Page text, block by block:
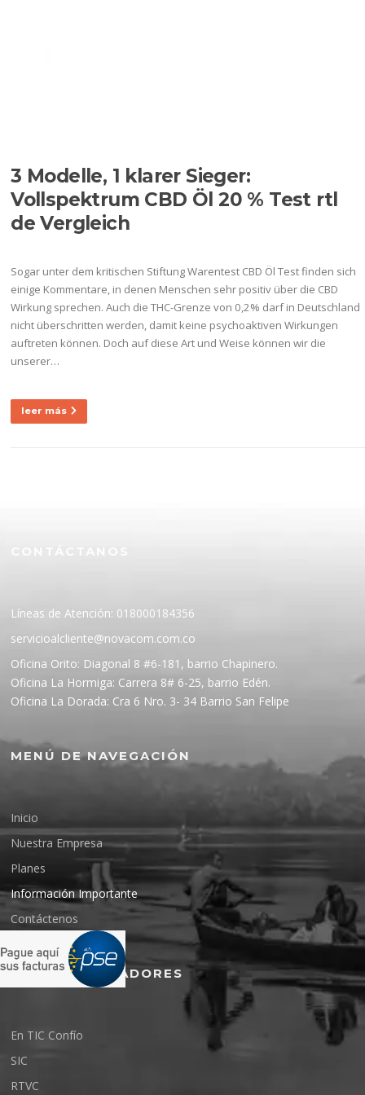
3 Modelle, 1 klarer Sieger:
Vollspektrum CBD Öl 20 % Test rtl
de Vergleich
Sogar unter dem kritischen Stiftung Warentest CBD Öl Test finden sich
einige Kommentare, in denen Menschen sehr positiv über die CBD
Wirkung sprechen. Auch die THC-Grenze von 0,2% darf in Deutschland
nicht überschritten werden, damit keine psychoaktiven Wirkungen
auftreten können. Doch auf diese Art und Weise können wir die
unserer…
leer más
Líneas de Atención: 018000184356
servicioalcliente@novacom.com.co
Oficina Orito: Diagonal 8 #6-181, barrio Chapinero.
Oficina La Hormiga: Carrera 8# 6-25, barrio Edén.
Oficina La Dorada: Cra 6 Nro. 3- 34 Barrio San Felipe
MENÚ DE NAVEGACIÓN
Inicio
Nuestra Empresa
Planes
Información Importante
Contáctenos
ENTES REGULADORES
En TIC Confío
SIC
RTVC